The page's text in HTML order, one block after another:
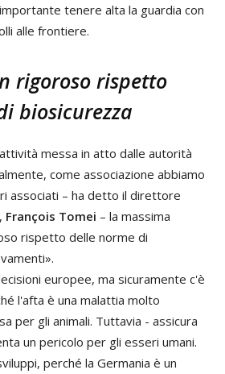
tenere alta la guardia con
alle frontiere.
rigoroso rispetto
biosicurezza
messa in atto dalle autorità
come associazione abbiamo
associati – ha detto il direttore
François Tomei – la massima
rispetto delle norme di
europee, ma sicuramente c'è
l'afta è una malattia molto
per gli animali. Tuttavia - assicura
un pericolo per gli esseri umani.
perché la Germania è un